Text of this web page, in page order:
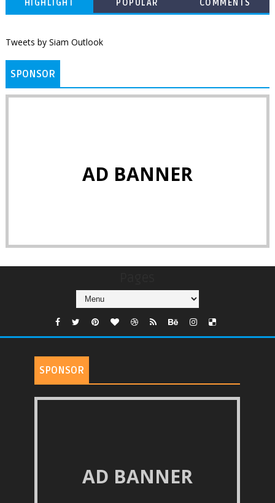
HIGHLIGHT POPULAR COMMENTS
Tweets by Siam Outlook
SPONSOR
AD BANNER
SPONSOR
AD BANNER